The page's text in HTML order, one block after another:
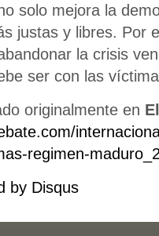
solo mejora la
justas y libres. Por
la crisis
ser con las
originalmente en El
regimen-
by Disqus